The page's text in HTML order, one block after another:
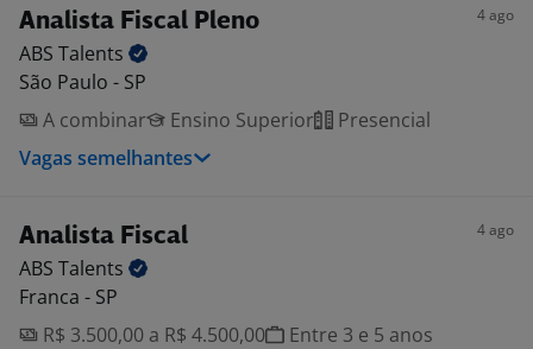
Analista Fiscal Pleno 4 ago
ABS Talents
São Paulo - SP
A combinar
Ensino Superior
Presencial
Vagas semelhantes
Analista Fiscal 4 ago
ABS Talents
Franca - SP
R$ 3.500,00 a R$ 4.500,00
Entre 3 e 5 anos